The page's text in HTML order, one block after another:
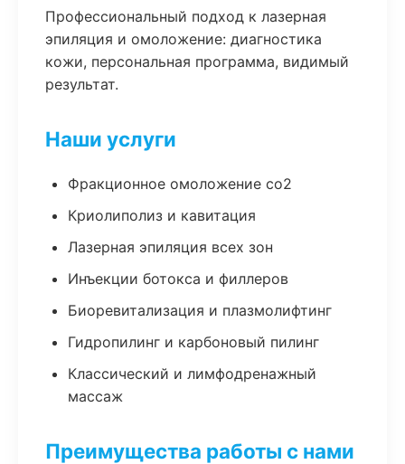
Профессиональный подход к лазерная
эпиляция и омоложение: диагностика
кожи, персональная программа, видимый
результат.
Наши услуги
Фракционное омоложение co2
Криолиполиз и кавитация
Лазерная эпиляция всех зон
Инъекции ботокса и филлеров
Биоревитализация и плазмолифтинг
Гидропилинг и карбоновый пилинг
Классический и лимфодренажный
массаж
Преимущества работы с нами